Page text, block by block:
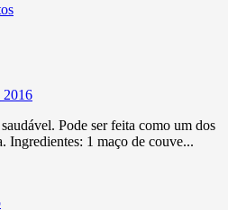
2016
Pode ser feita como um dos
Ingredientes: 1 maço de couve...